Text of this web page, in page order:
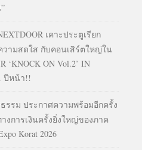
เคาะประตูเรียก
วามสดใส กับคอนเสิร์ตใหญ่ใน
‘KNOCK ON Vol.2’ IN
ปีหน้า!!
รรม ประกาศความพร้อมอีกครั้ง
งการเงินครั้งยิ่งใหญ่ของภาค
Korat 2026